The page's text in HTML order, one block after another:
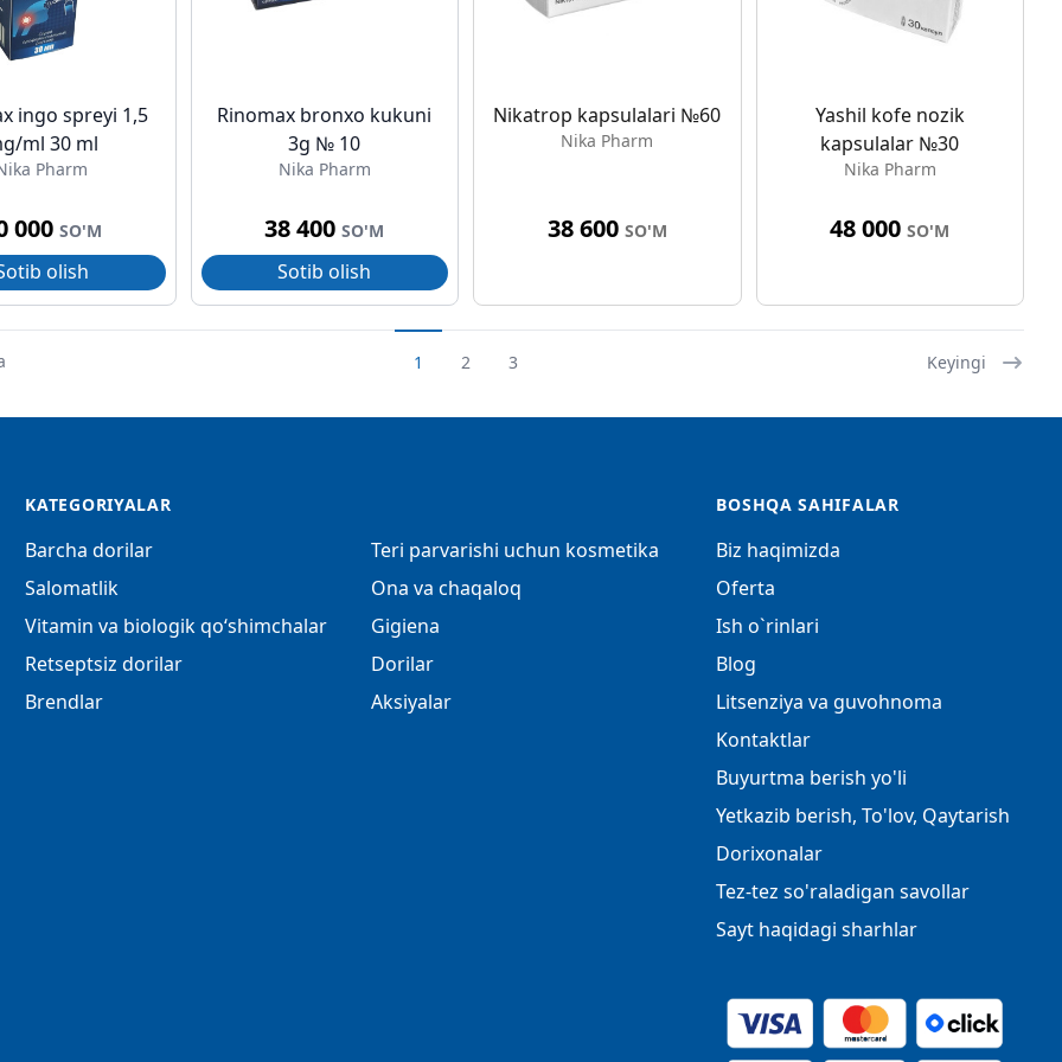
ingo spreyi 1,5
ml 30 ml
Pharm
000 SO'M
olish
Rinomax bronxo kukuni
3g № 10
Nika Pharm
38 400SO'M
Sotib olish
Nikatrop kapsulalari №60
Nika Pharm
38 600 SO'M
Yashil kofe nozik
kapsulalar №30
Nika Pharm
48 000SO'M
1 2 3 Keyingi
KATEGORIYALAR
Barcha dorilar
Salomatlik
Vitamin va biologik qo‘shimchalar
Retseptsiz dorilar
Brendlar
Teri parvarishi uchun kosmetika
Ona va chaqaloq
Gigiena
Dorilar
Aksiyalar
BOSHQA SAHIFALAR
Biz haqimizda
Oferta
Ish o`rinlari
Blog
Litsenziya va guvohnoma
Kontaktlar
Buyurtma berish yo'li
Yetkazib berish, To'lov, Qaytarish
Dorixonalar
Tez-tez so'raladigan savollar
Sayt haqidagi sharhlar